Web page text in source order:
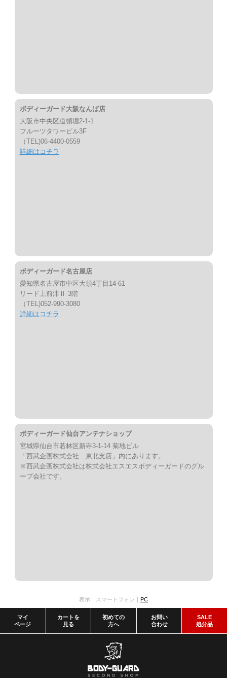
マイ
ページ
カートを
見る
初めての
方へ
お問い
合わせ
SALE
処分品
ボディーガード大阪なんば店
大阪市中央区道頓堀2-1-1
フルーツタワービル3F
（TEL)06-4400-0559
詳細はコチラ
ボディーガード名古屋店
愛知県名古屋市中区大須4丁目14-61
リード上前津Ⅱ 3階
（TEL)052-990-3080
詳細はコチラ
ボディーガード仙台アンテナショップ
宮城県仙台市若林区新寺3-1-14 菊地ビル
「西武企画株式会社 東北支店」内にあります。
※西武企画株式会社は株式会社エスエスボディーガードのグル
ープ会社です。
表示：スマートフォン｜ PC